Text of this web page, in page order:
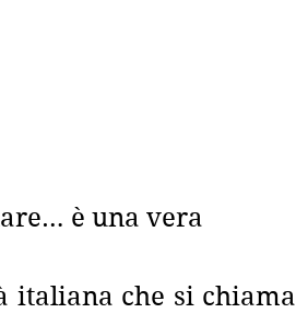
è una vera
italiana che si chiama